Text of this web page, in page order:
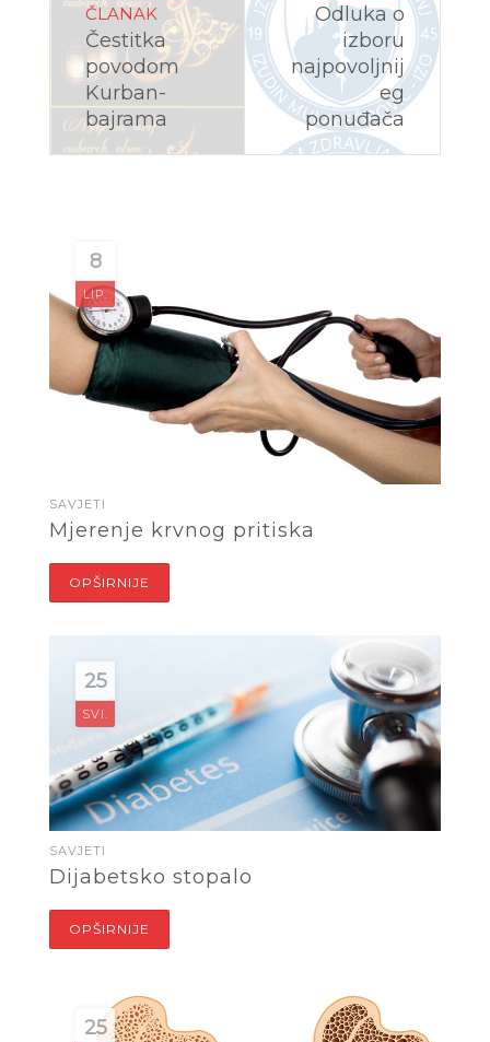
ČLANAK
Čestitka
povodom
Kurban-
bajrama
Odluka o
izboru
najpovoljnij
eg
ponuđača
8
LIP.
SAVJETI
Mjerenje krvnog pritiska
OPŠIRNIJE
25
SVI.
SAVJETI
Dijabetsko stopalo
OPŠIRNIJE
25